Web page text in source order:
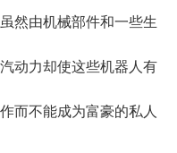
由机械部件和一些生
动力却使这些机器人有
而不能成为富豪的私人